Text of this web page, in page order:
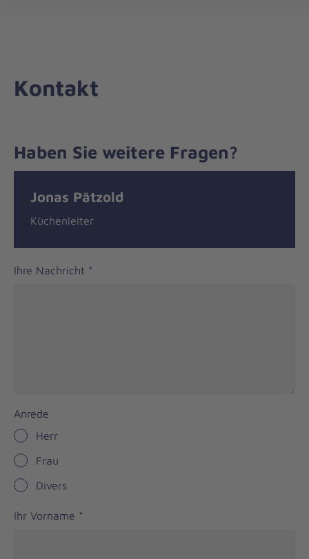
zum
Kontakt
Haben Sie weitere Fragen?
Jonas Pätzold
Küchenleiter
Ihre Nachricht *
Anrede
Herr
Frau
Divers
Ihr Vorname *